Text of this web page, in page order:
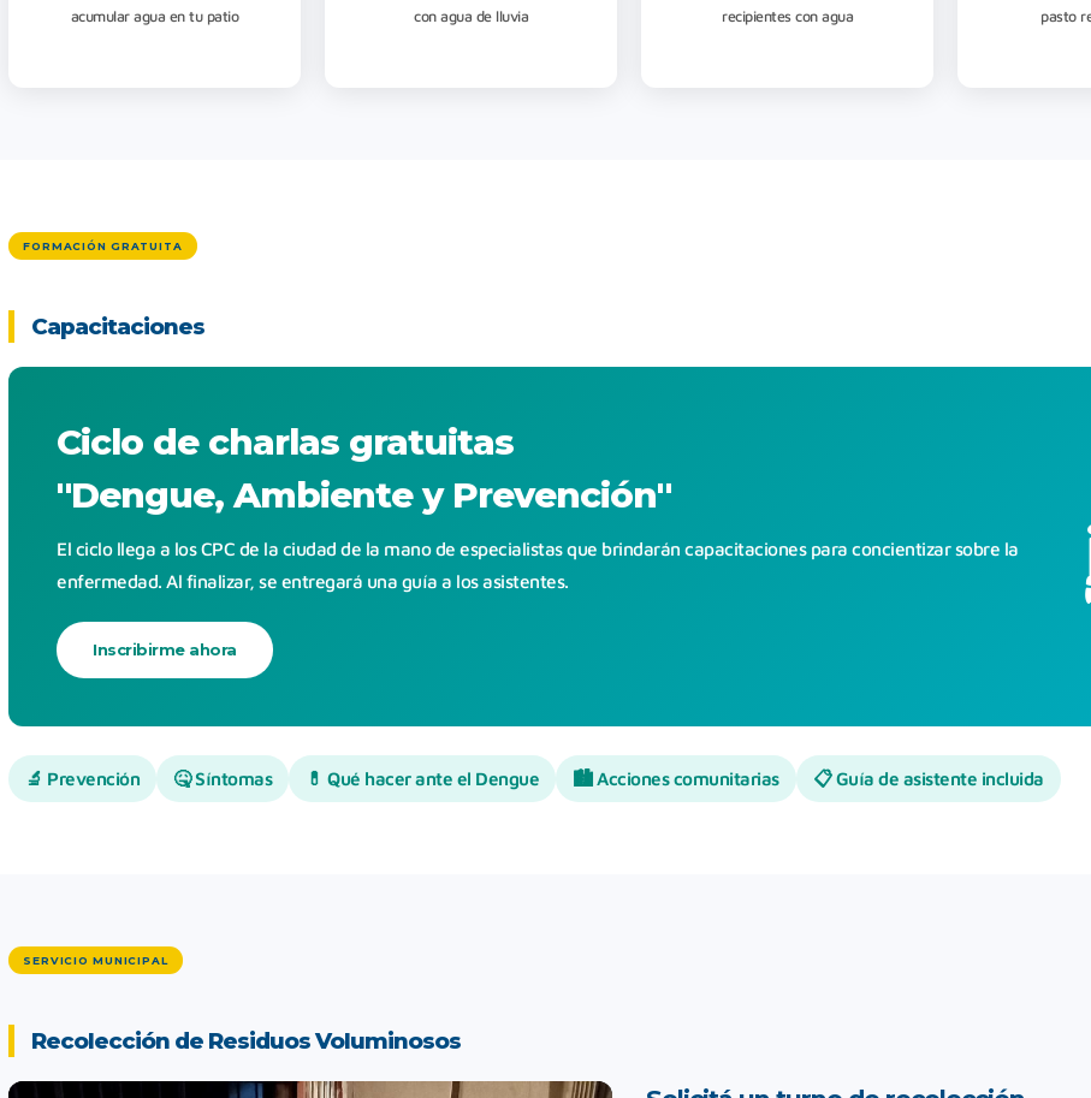
acumular agua en tu patio
con agua de lluvia
recipientes con agua
pasto
FORMACIÓN GRATUITA
Capacitaciones
Ciclo de charlas gratuitas
"Dengue, Ambiente y Prevención"
El ciclo llega a los CPC de la ciudad de la mano de especialistas que brindarán capacitaciones para concientizar sobre la
enfermedad. Al finalizar, se entregará una guía a los asistentes.
Inscribirme ahora
🔬 Prevención 🤒 Síntomas 💊 Qué hacer ante el Dengue 🏙️ Acciones comunitarias 📋 Guía de asistente incluida
SERVICIO MUNICIPAL
Recolección de Residuos Voluminosos